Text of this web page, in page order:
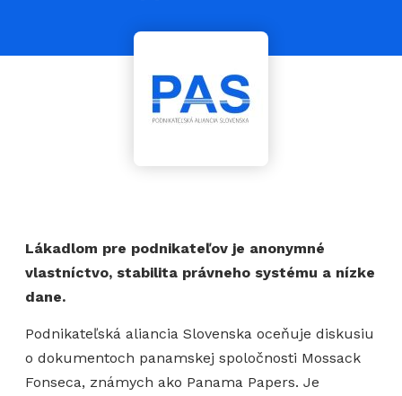
Lákadlom pre podnikateľov je anonymné
vlastníctvo, stabilita právneho systému a nízke
dane.
Podnikateľská aliancia Slovenska oceňuje diskusiu
o dokumentoch panamskej spoločnosti Mossack
Fonseca, známych ako Panama Papers. Je